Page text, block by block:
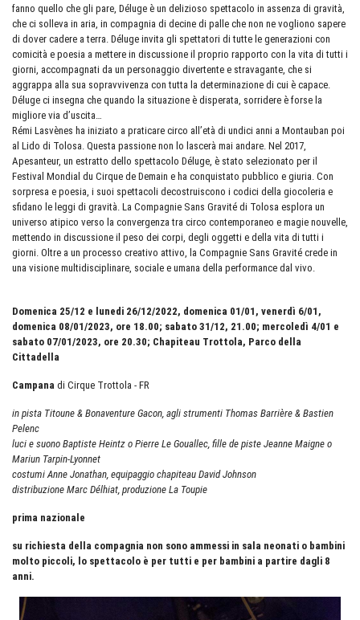
fanno quello che gli pare, Déluge è un delizioso spettacolo in assenza di gravità,
che ci solleva in aria, in compagnia di decine di palle che non ne vogliono sapere
di dover cadere a terra. Déluge invita gli spettatori di tutte le generazioni con
comicità e poesia a mettere in discussione il proprio rapporto con la vita di tutti i
giorni, accompagnati da un personaggio divertente e stravagante, che si
aggrappa alla sua sopravvivenza con tutta la determinazione di cui è capace.
Déluge ci insegna che quando la situazione è disperata, sorridere è forse la
migliore via d’uscita…
Rémi Lasvènes ha iniziato a praticare circo all’età di undici anni a Montauban poi
al Lido di Tolosa. Questa passione non lo lascerà mai andare. Nel 2017,
Apesanteur, un estratto dello spettacolo Déluge, è stato selezionato per il
Festival Mondial du Cirque de Demain e ha conquistato pubblico e giuria. Con
sorpresa e poesia, i suoi spettacoli decostruiscono i codici della giocoleria e
sfidano le leggi di gravità. La Compagnie Sans Gravité di Tolosa esplora un
universo atipico verso la convergenza tra circo contemporaneo e magie nouvelle,
mettendo in discussione il peso dei corpi, degli oggetti e della vita di tutti i
giorni. Oltre a un processo creativo attivo, la Compagnie Sans Gravité crede in
una visione multidisciplinare, sociale e umana della performance dal vivo.
Domenica 25/12 e lunedi 26/12/2022, domenica 01/01, venerdì 6/01,
domenica 08/01/2023, ore 18.00; sabato 31/12, 21.00; mercoledì 4/01 e
sabato 07/01/2023, ore 20.30; Chapiteau Trottola, Parco della
Cittadella
Campana di Cirque Trottola - FR
in pista Titoune & Bonaventure Gacon, agli strumenti Thomas Barrière & Bastien
Pelenc
luci e suono Baptiste Heintz o Pierre Le Gouallec, fille de piste Jeanne Maigne o
Mariun Tarpin-Lyonnet
costumi Anne Jonathan, equipaggio chapiteau David Johnson
distribuzione Marc Délhiat, produzione La Toupie
prima nazionale
su richiesta della compagnia non sono ammessi in sala neonati o bambini
molto piccoli, lo spettacolo è per tutti e per bambini a partire dagli 8
anni.